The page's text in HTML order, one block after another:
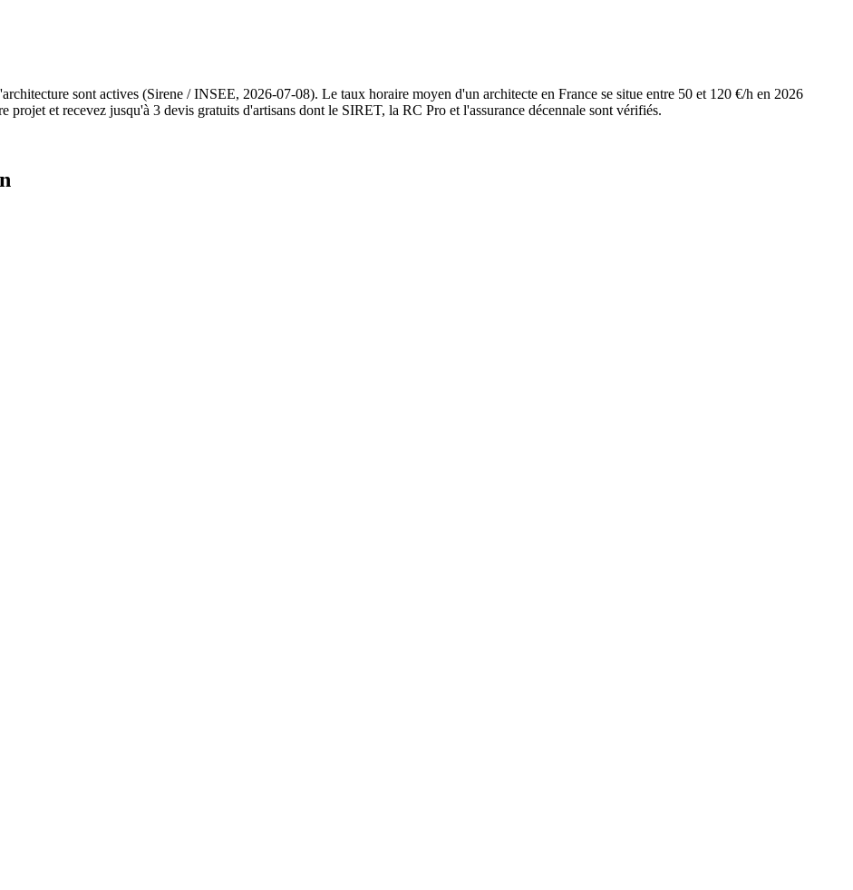
sont actives (Sirene / INSEE, 2026-07-08). Le taux horaire moyen d'un architecte en France se situe entre 50 et 120 €/h en 2026
et recevez jusqu'à 3 devis gratuits d'artisans dont le SIRET, la RC Pro et l'assurance décennale sont vérifiés.